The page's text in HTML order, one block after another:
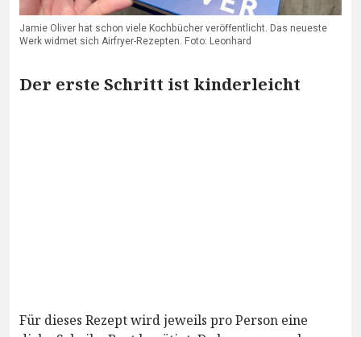
Jamie Oliver hat schon viele Kochbücher veröffentlicht. Das neueste
Werk widmet sich Airfryer-Rezepten. Foto: Leonhard
Der erste Schritt ist kinderleicht
Für dieses Rezept wird jeweils pro Person eine